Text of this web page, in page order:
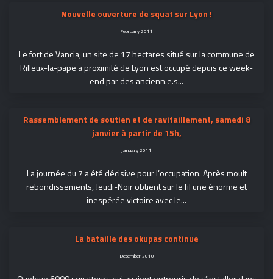
Nouvelle ouverture de squat sur Lyon !
February 2011
Le fort de Vancia, un site de 17 hectares situé sur la commune de
Rilleux-la-pape a proximité de Lyon est occupé depuis ce week-
end par des ancienn.e.s...
Rassemblement de soutien et de ravitaillement, samedi 8
janvier à partir de 15h,
January 2011
La journée du 7 a été décisive pour l’occupation. Après moult
rebondissements, Jeudi-Noir obtient sur le fil une énorme et
inespérée victoire avec le...
La bataille des okupas continue
December 2010